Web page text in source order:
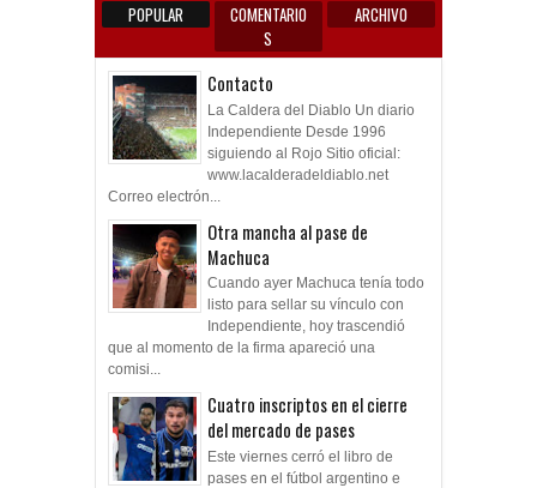
POPULAR
COMENTARIO
S
ARCHIVO
Contacto
La Caldera del Diablo Un diario
Independiente Desde 1996
siguiendo al Rojo Sitio oficial:
www.lacalderadeldiablo.net
Correo electrón...
Otra mancha al pase de
Machuca
Cuando ayer Machuca tenía todo
listo para sellar su vínculo con
Independiente, hoy trascendió
que al momento de la firma apareció una
comisi...
Cuatro inscriptos en el cierre
del mercado de pases
Este viernes cerró el libro de
pases en el fútbol argentino e